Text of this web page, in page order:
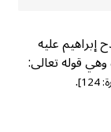
عليه
وهي قوله تعالى:
.